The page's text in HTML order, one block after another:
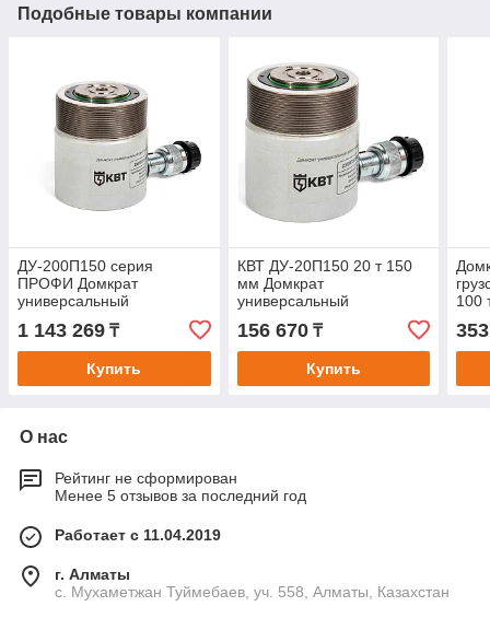
Подобные товары компании
ДУ-200П150 серия
ПРОФИ Домкрат
универсальный
односторонний
1 143 269 ₸
Купить
КВТ ДУ-20П150 20 т 150
мм Домкрат
универсальный
односторонний
156 670₸
Купить
100
О нас
Рейтинг не сформирован
Менее 5 отзывов за последний год
Работает с 11.04.2019
г. Алматы
с. Мухаметжан Туймебаев, уч. 558, Алматы, Казахстан